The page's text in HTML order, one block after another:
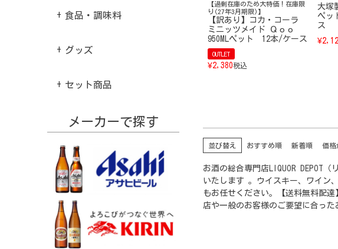
食品・調味料
グッズ
セット商品
メーカーで探す
【過剰在庫のため大特価！在庫限
り(27年3月期限)】
【訳あり】コカ・コーラ
ミニッツメイド Ｑｏｏ
950MLペット 12本/ケース
OUTLET
¥2,380税込
大塚
ペッ
ス
¥
並び替え おすすめ順 新着順 価格
お酒の総合専門店LIQUOR DEPOT
いたします 。ウイスキー、ワイン
もお任せください。【送料無料配
店や一般のお客様のご要望に合っ